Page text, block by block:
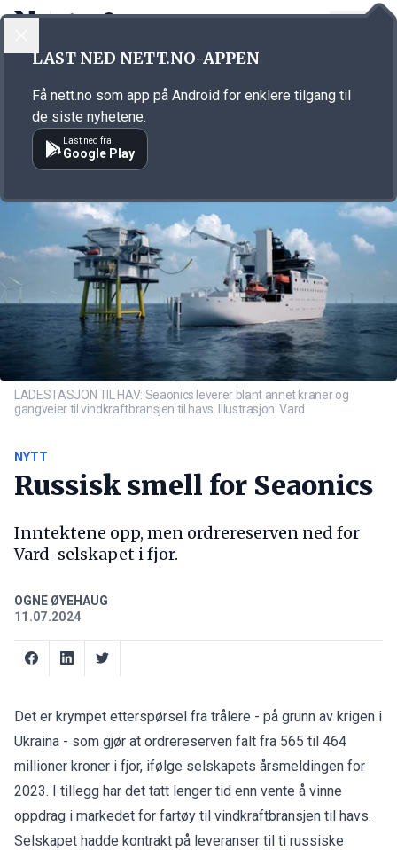
Annonsørinnhold
LADESTASJON TIL HAV: Seaonics leverer blant annet kraner og
gangveier til vindkraftbransjen til havs. Illustrasjon: Vard
NYTT
Russisk smell for Seaonics
Inntektene opp, men ordrereserven ned for
Vard-selskapet i fjor.
OGNE ØYEHAUG
11.07.2024
Det er krympet etterspørsel fra trålere - på grunn av krigen i
Ukraina - som gjør at ordrereserven falt fra 565 til 464
millioner kroner i fjor, ifølge selskapets årsmeldingen for
2023. I tillegg har det tatt lenger tid enn vente å vinne
oppdrag i markedet for fartøy til vindkraftbransjen til havs.
Selskapet hadde kontrakt på leveranser til ti russiske
LAST NED NETT.NO-APPEN
Få nett.no som app på Android for enklere tilgang til
de siste nyhetene.
Last ned fra
Google Play